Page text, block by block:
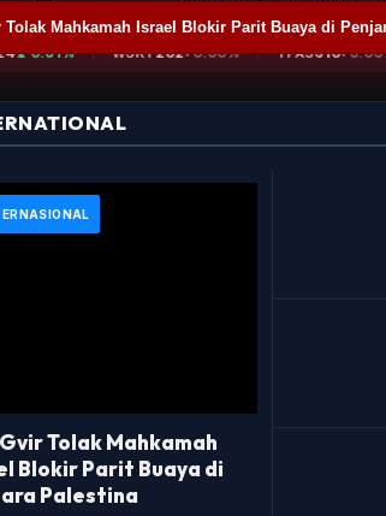
Tolak Mahkamah
Blokir Parit Buaya di
Palestina
Tolak Mahkamah Israel Blokir Parit Buaya di